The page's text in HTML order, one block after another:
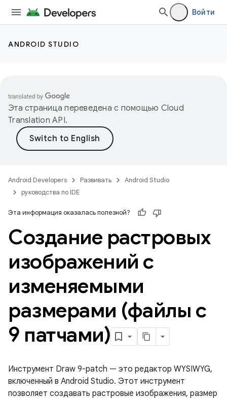
Войти
ANDROID STUDIO
Эта страница переведена с помощью Cloud
Translation API.
Android Developers Развивать
Android Studio
руководства по IDE
Эта информация оказалась полезной?
Создание растровых
изображений с
изменяемыми
размерами (файлы с
9 патчами)
Инструмент Draw 9-patch — это редактор WYSIWYG,
включенный в Android Studio. Этот инструмент
позволяет создавать растровые изображения, размер